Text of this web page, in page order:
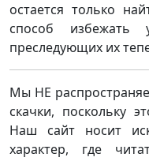
остается только
способ избежать
преследующих их
Мы НЕ
скачки, поскольку
Наш сайт носит
характер, где